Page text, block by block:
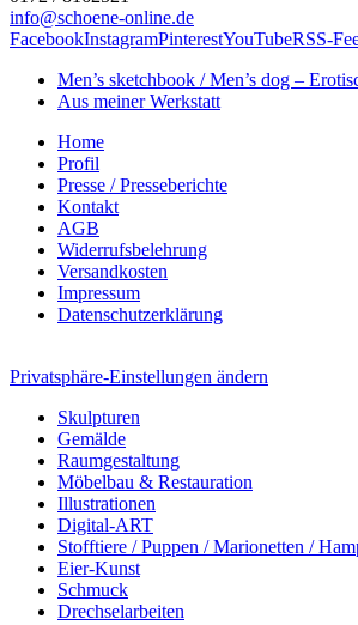
info@schoene-online.de
FacebookInstagramPinterestYouTubeRSS-
Men’s sketchbook / Men’s dog –
Aus meiner Werkstatt
Home
Profil
Presse / Presseberichte
Kontakt
AGB
Widerrufsbelehrung
Versandkosten
Impressum
Datenschutzerklärung
Privatsphäre-Einstellungen ändern
Skulpturen
Gemälde
Raumgestaltung
Möbelbau & Restauration
Illustrationen
Digital-ART
Stofftiere / Puppen / Marionetten /
Eier-Kunst
Schmuck
Drechselarbeiten